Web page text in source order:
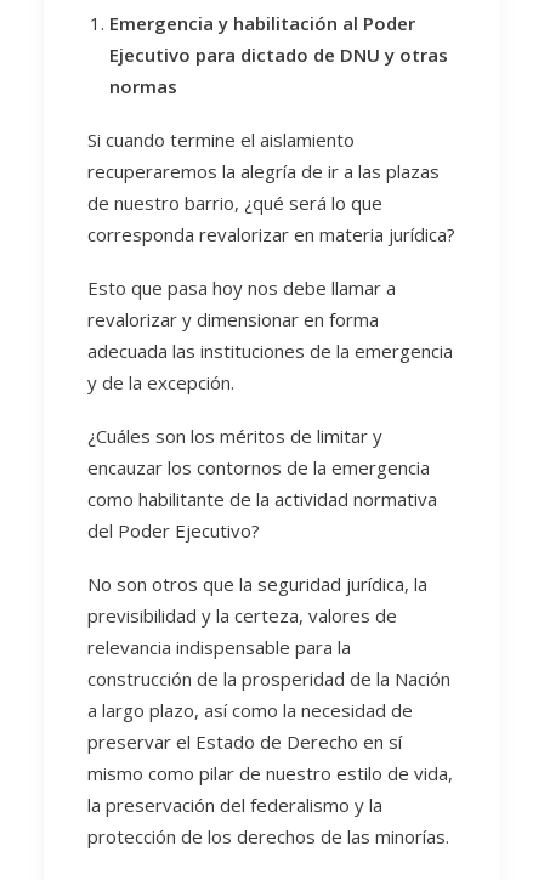
Emergencia y habilitación al Poder
Ejecutivo para dictado de DNU y otras
normas
Si cuando termine el aislamiento
recuperaremos la alegría de ir a las plazas
de nuestro barrio, ¿qué será lo que
corresponda revalorizar en materia jurídica?
Esto que pasa hoy nos debe llamar a
revalorizar y dimensionar en forma
adecuada las instituciones de la emergencia
y de la excepción.
¿Cuáles son los méritos de limitar y
encauzar los contornos de la emergencia
como habilitante de la actividad normativa
del Poder Ejecutivo?
No son otros que la seguridad jurídica, la
previsibilidad y la certeza, valores de
relevancia indispensable para la
construcción de la prosperidad de la Nación
a largo plazo, así como la necesidad de
preservar el Estado de Derecho en sí
mismo como pilar de nuestro estilo de vida,
la preservación del federalismo y la
protección de los derechos de las minorías.